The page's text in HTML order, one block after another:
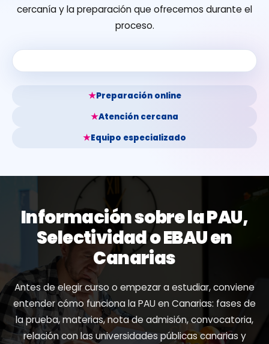
cercanía y la preparación que ofrecemos durante el
proceso.
★Preparación online
★Atención cercana
★Equipo especializado
Información sobre la PAU,
Selectividad o EBAU en
Canarias
Antes de elegir curso o empezar a estudiar, conviene
entender cómo funciona la PAU en Canarias: fases de
la prueba, materias, nota de admisión, convocatoria,
relación con las universidades públicas canarias y